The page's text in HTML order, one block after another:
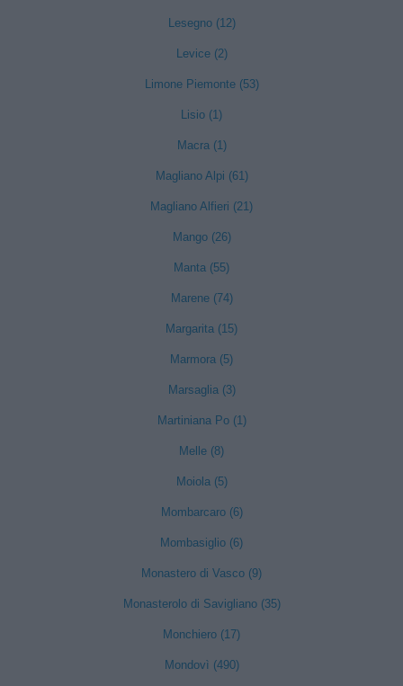
Lesegno (12)
Levice (2)
Limone Piemonte (53)
Lisio (1)
Macra (1)
Magliano Alpi (61)
Magliano Alfieri (21)
Mango (26)
Manta (55)
Marene (74)
Margarita (15)
Marmora (5)
Marsaglia (3)
Martiniana Po (1)
Melle (8)
Moiola (5)
Mombarcaro (6)
Mombasiglio (6)
Monastero di Vasco (9)
Monasterolo di Savigliano (35)
Monchiero (17)
Mondovì (490)